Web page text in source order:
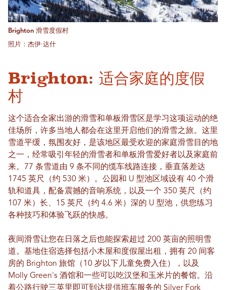
Brighton 滑雪度假村
照片：杰伊·达什
Brighton: 适合家庭的度假
村
这个适合全家出游的滑雪和单板滑雪区是学习这项运动的绝
佳场所，许多当地人都会在这里开启他们的滑雪之旅。这里
雪道平缓，氛围友好，是该地区最受欢迎的家庭滑雪目的地
之一，经常吸引年轻的滑雪者和单板滑雪爱好者以及家庭前
来。77 条雪道由 9 条不同的缆车线路连接，垂直落差达
1745 英尺（约 530 米）。公园和 U 型池区域设有 40 个滑
轨和道具，配备震撼的音响系统，以及一个 350 英尺（约
107 米）长、15 英尺（约 4.6 米）深的 U 型池，供您练习
各种技巧和体验飞跃的快感。
夜间滑雪让您在日落之后也能探索超过 200 英亩的照明雪
道。基地住宿选择包括小木屋和度假屋出租，拥有 20 间客
房的 Brighton 旅馆（10 岁以下儿童免费入住），以及
Molly Green's 酒馆和一些可以吃汉堡和玉米片的餐馆。沿
着公路行驶三英里即可到达提供班车服务的 Silver Fork